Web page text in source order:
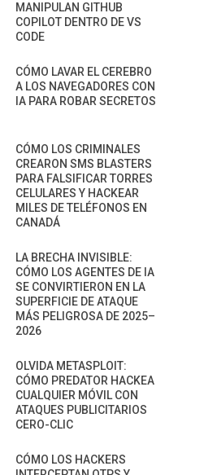
MANIPULAN GITHUB
COPILOT DENTRO DE VS
CODE
CÓMO LAVAR EL CEREBRO
A LOS NAVEGADORES CON
IA PARA ROBAR SECRETOS
CÓMO LOS CRIMINALES
CREARON SMS BLASTERS
PARA FALSIFICAR TORRES
CELULARES Y HACKEAR
MILES DE TELÉFONOS EN
CANADÁ
LA BRECHA INVISIBLE:
CÓMO LOS AGENTES DE IA
SE CONVIRTIERON EN LA
SUPERFICIE DE ATAQUE
MÁS PELIGROSA DE 2025–
2026
OLVIDA METASPLOIT:
CÓMO PREDATOR HACKEA
CUALQUIER MÓVIL CON
ATAQUES PUBLICITARIOS
CERO-CLIC
CÓMO LOS HACKERS